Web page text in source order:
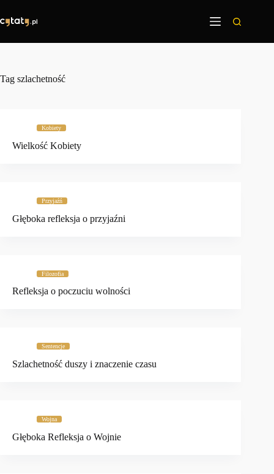
treści
Tag szlachetność
Kobiety
Wielkość Kobiety
Przyjaźń
Głęboka refleksja o przyjaźni
Filozofia
Refleksja o poczuciu wolności
Sentencje
Szlachetność duszy i znaczenie czasu
Wojna
Głęboka Refleksja o Wojnie